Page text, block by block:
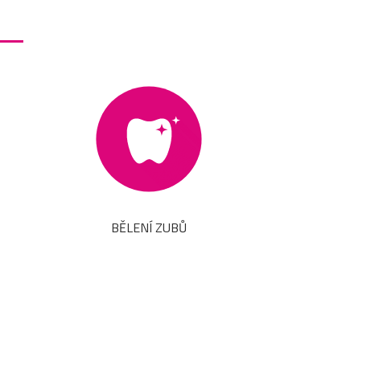
BĚLENÍ ZUBŮ